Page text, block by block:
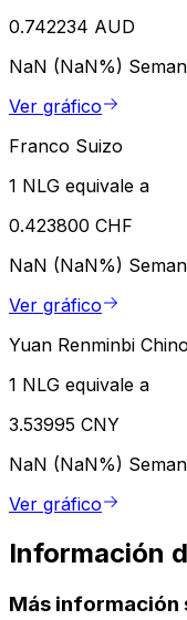
0.742234 AUD
NaN (NaN%)
Ver gráfico
Franco Suizo
1 NLG equivale a
0.423800 CHF
NaN (NaN%)
Ver gráfico
Yuan Renminbi Chino
1 NLG equivale a
3.53995 CNY
NaN (NaN%)
Ver gráfico
Información
Más información